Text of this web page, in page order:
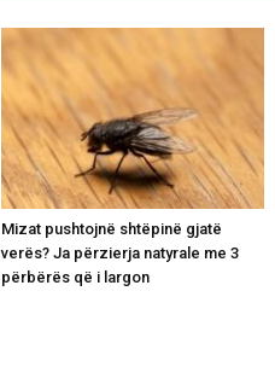
Mizat pushtojnë shtëpinë gjatë
verës? Ja përzierja natyrale me 3
përbërës që i largon